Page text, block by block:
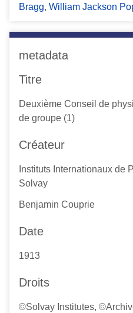
Bragg, William Jackson
metadata
Titre
Deuxième Conseil de
de groupe (1)
Créateur
Instituts Internationaux de
Solvay
Benjamin Couprie
Date
1913
Droits
©Solvay Institutes,